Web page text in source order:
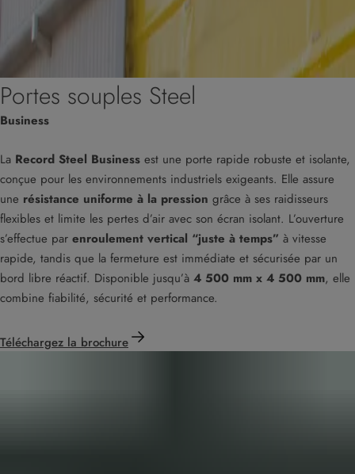
Portes souples Steel
Business
La Record Steel Business est une porte rapide robuste et isolante,
conçue pour les environnements industriels exigeants. Elle assure
une résistance uniforme à la pression grâce à ses raidisseurs
flexibles et limite les pertes d’air avec son écran isolant. L’ouverture
s’effectue par enroulement vertical “juste à temps” à vitesse
rapide, tandis que la fermeture est immédiate et sécurisée par un
bord libre réactif. Disponible jusqu’à 4 500 mm x 4 500 mm, elle
combine fiabilité, sécurité et performance.
Téléchargez la brochure